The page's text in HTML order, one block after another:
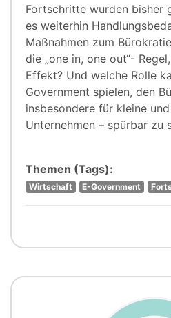
Fortschritte wurden bisher
es weiterhin
Maßnahmen zum
die „one in, one out“-
Effekt? Und welche Rolle
Government spielen, den
insbesondere für kleine
Unternehmen – spürbar zu
Themen (Tags):
Wirtschaft E-Government